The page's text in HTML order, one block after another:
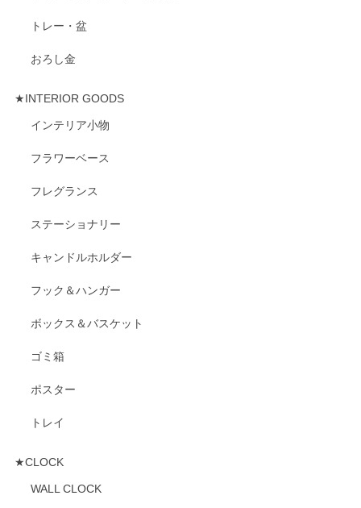
トレー・盆
おろし金
★INTERIOR GOODS
インテリア小物
フラワーベース
フレグランス
ステーショナリー
キャンドルホルダー
フック＆ハンガー
ボックス＆バスケット
ゴミ箱
ポスター
トレイ
★CLOCK
WALL CLOCK